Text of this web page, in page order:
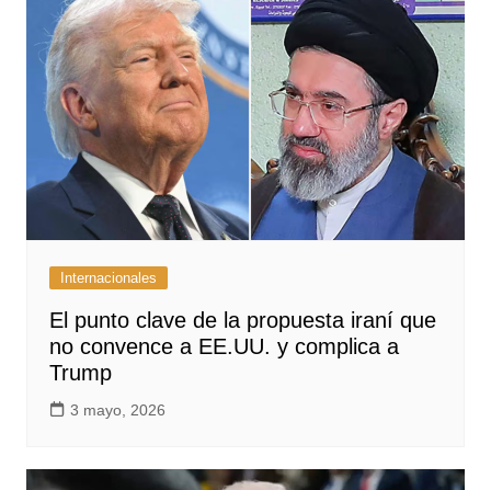
Internacionales
El punto clave de la propuesta iraní que
no convence a EE.UU. y complica a
Trump
3 mayo, 2026